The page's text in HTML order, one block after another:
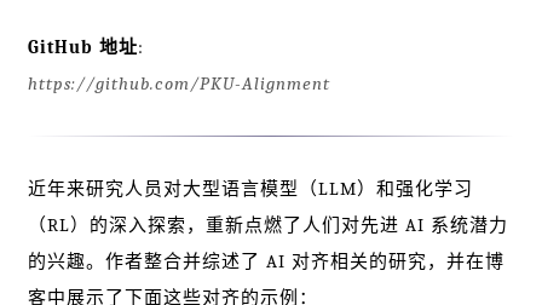
GitHub 地址:
https://github.com/PKU-Alignment
近年来研究人员对大型语言模型（LLM）和强化学习
（RL）的深入探索，重新点燃了人们对先进 AI 系统潜力
的兴趣。作者整合并综述了 AI 对齐相关的研究，并在博
客中展示了下面这些对齐的示例：